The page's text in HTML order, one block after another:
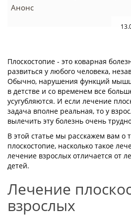
Анонс
Плоскостопие - это коварная
развиться у любого человека,
Обычно, нарушения функций
в детстве и со временем все
усугубляются. И если лечение
задача вполне реальная, то у
вылечить эту болезнь очень
В этой статье мы расскажем вам о
плоскостопие, насколько такое
лечение взрослых отличается от
детей.
Лечение
взрослых